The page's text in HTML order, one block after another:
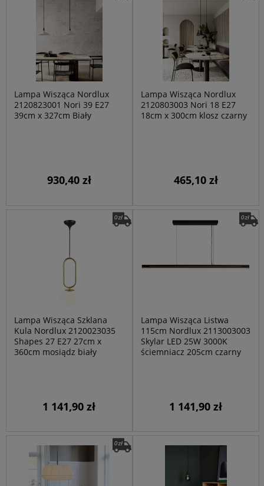
Lampa Wisząca Nordlux
2120823001 Nori 39 E27
39cm x 327cm Biały
930,40 zł
Lampa Wisząca Nordlux
2120803003 Nori 18 E27
18cm x 300cm klosz czarny
465,10 zł
Lampa Wisząca Szklana
Kula Nordlux 2120023035
Shapes 27 E27 27cm x
360cm mosiądz biały
1 141,90 zł
Lampa Wisząca Listwa
115cm Nordlux 2113003003
Skylar LED 25W 3000K
ściemniacz 205cm czarny
1 141,90 zł